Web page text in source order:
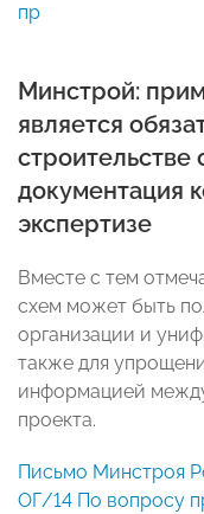
пр
Минстрой:
является
строительстве
документация
экспертизе
Вместе с тем
схем может быть
организации и
также для
информацией
проекта.
Письмо Минстроя
ОГ/14 По вопросу